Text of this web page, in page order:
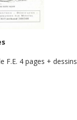
F.E. 4 pages +